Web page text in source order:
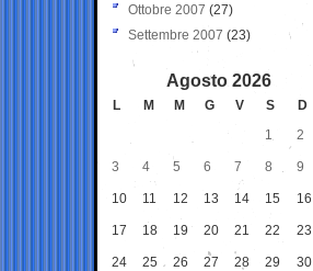
Ottobre 2007 (27)
Settembre 2007 (23)
Agosto 2026
L M M G V S
D
1
2
3 4 5 6 7 8 9
10 11 12 13 14 15 16
17 18 19 20 21 22 23
24 25 26 27 28 29 30